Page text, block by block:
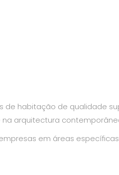
de habitação de qualidade
arquitectura
em áreas